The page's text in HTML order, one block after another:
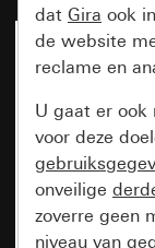
dat Gira ook
de website
reclame en
U gaat er ook
voor deze
onveilige
zoverre geen
niveau van